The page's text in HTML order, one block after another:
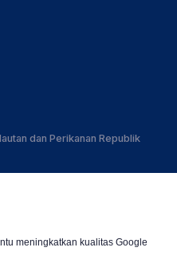
dan Perikanan Republik
meningkatkan kualitas Google